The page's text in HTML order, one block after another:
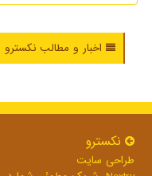
اخبار و مطالب نکسترو
نكسترو
طراحی سایت